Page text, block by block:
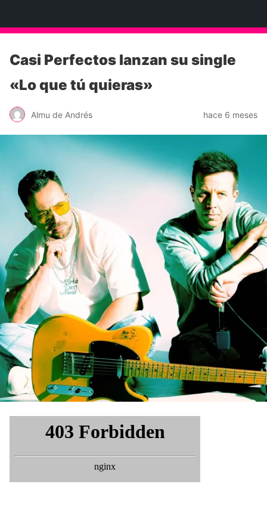
Casi Perfectos lanzan su single
«Lo que tú quieras»
Almu de Andrés hace 6 meses